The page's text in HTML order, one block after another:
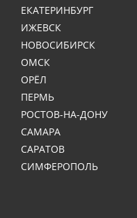
ЕКАТЕРИНБУРГ
ИЖЕВСК
НОВОСИБИРСК
ОМСК
ОРЁЛ
ПЕРМЬ
РОСТОВ-НА-ДОНУ
САМАРА
САРАТОВ
СИМФЕРОПОЛЬ